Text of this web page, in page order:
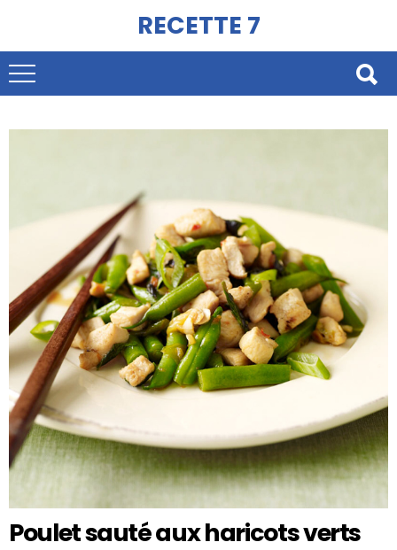
RECETTE 7
Poulet sauté aux haricots verts